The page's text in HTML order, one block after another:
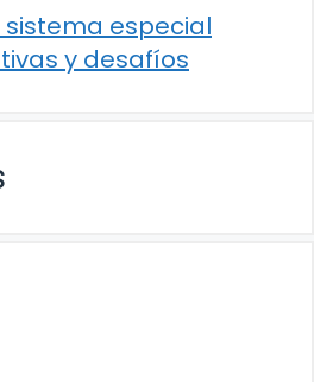
especial
y desafíos